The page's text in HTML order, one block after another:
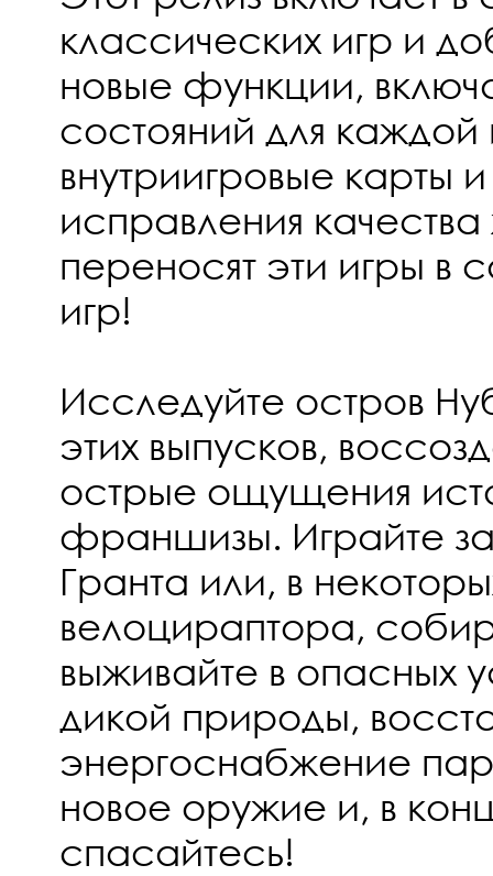
классических игр и
новые функции,
состояний для каждой
внутриигровые карты
исправления
переносят эти игры в
игр!
Исследуйте остров
этих выпусков,
острые ощущения
франшизы. Играйте
Гранта или, в
велоцираптора,
выживайте в опасных
дикой природы,
энергоснабжение
новое оружие и, в
спасайтесь!